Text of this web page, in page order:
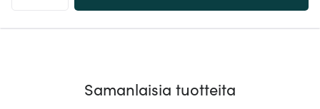
Samanlaisia tuotteita